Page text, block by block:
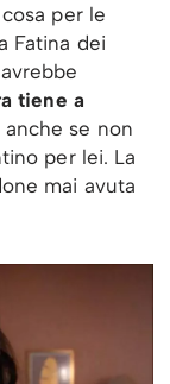
per le
Fatina dei
tiene a
anche se non
per lei. La
mai avuta